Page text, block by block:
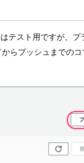
スト用ですが、プ
らプッシュまでの